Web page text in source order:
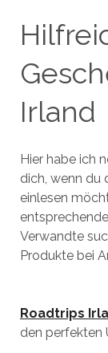
Irland
Hier habe ich
dich, wenn du
einlesen
Verwandte
Produkte bei
Roadtrips
den perfekten